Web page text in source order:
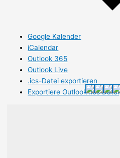
Google Kalender
iCalendar
Outlook 365
Outlook Live
.ics-Datei exportieren
Exportiere Outlook .ics Datei